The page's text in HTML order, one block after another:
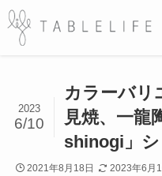
カラーバリ
見焼、一龍
shinogi」
2023
6/10
2021年8月18日 2023年6月